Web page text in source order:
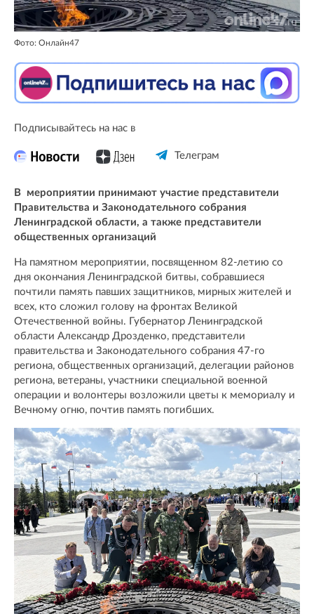
Фото: Онлайн47
Подписывайтесь на нас в
Телеграм
В мероприятии принимают участие представители
Правительства и Законодательного собрания
Ленинградской области, а также представители
общественных организаций
На памятном мероприятии, посвященном 82-летию со
дня окончания Ленинградской битвы, собравшиеся
почтили память павших защитников, мирных жителей и
всех, кто сложил голову на фронтах Великой
Отечественной войны. Губернатор Ленинградской
области Александр Дрозденко, представители
правительства и Законодательного собрания 47-го
региона, общественных организаций, делегации районов
региона, ветераны, участники специальной военной
операции и волонтеры возложили цветы к мемориалу и
Вечному огню, почтив память погибших.